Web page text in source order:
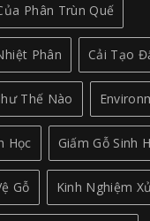
Phân Trùn Quế
Phân Cải Tạo
Thế Nào
Học Giấm Gỗ Sinh
Gỗ Kinh Nghiệm